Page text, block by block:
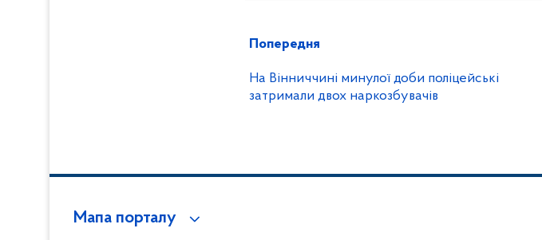
Попередня
На Вінниччині минулої доби поліцейські
затримали двох наркозбувачів
Мапа порталу